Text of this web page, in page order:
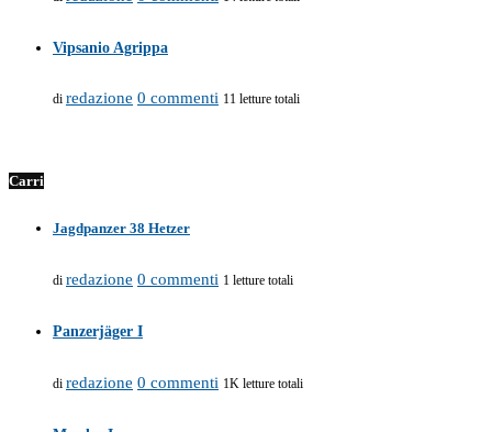
Vipsanio Agrippa
di redazione 0 commenti 11 letture totali
Carri
Jagdpanzer 38 Hetzer
di redazione 0 commenti 1 letture totali
Panzerjäger I
di redazione 0 commenti 1K letture totali